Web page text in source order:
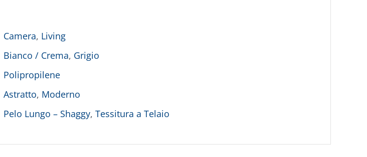
Camera, Living
Bianco / Crema, Grigio
Polipropilene
Astratto, Moderno
Pelo Lungo – Shaggy, Tessitura a Telaio